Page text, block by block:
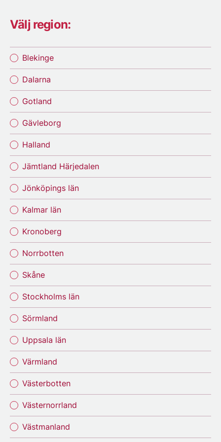
Välj region:
Blekinge
Dalarna
Gotland
Gävleborg
Halland
Jämtland Härjedalen
Jönköpings län
Kalmar län
Kronoberg
Norrbotten
Skåne
Stockholms län
Sörmland
Uppsala län
Värmland
Västerbotten
Västernorrland
Västmanland